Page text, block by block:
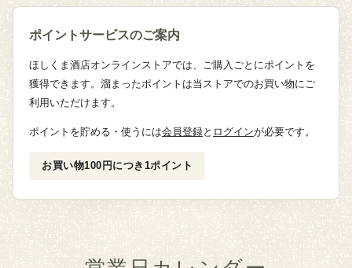
ポイントサービスのご案内
ほしくま酒店オンラインストアでは、ご購入ごとにポイントを
獲得できます。溜まったポイントは当ストアでのお買い物にご
利用いただけます。
ポイントを貯める・使うには会員登録と ログインが必要です。
お買い物100円につき1ポイント